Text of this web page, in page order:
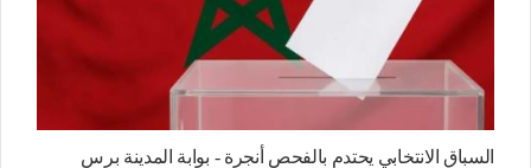
السباق الانتخابي يحتدم بالفحص أنجرة - بوابة المدينة برس